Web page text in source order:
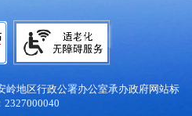
岭地区行政公署办公室承办政府网站标
2327000040